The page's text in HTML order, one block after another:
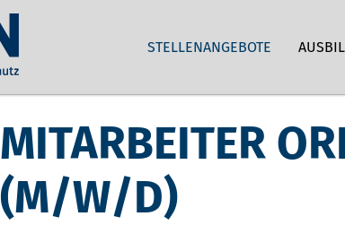
STELLENANGEBOTE
MITARBEITER
(M/W/D)